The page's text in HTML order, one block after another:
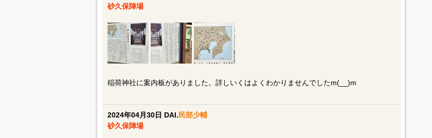
砂久保陣場
稲荷神社に案内板がありました。詳しいくはよくわかりませんでしたm(__)m
2024年04月30日 DAI.民部少輔
砂久保陣場